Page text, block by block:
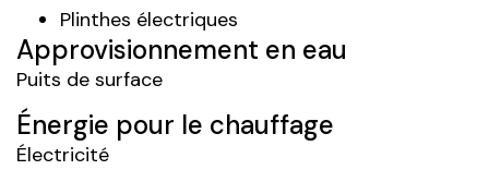
Plinthes électriques
Approvisionnement en eau
Puits de surface
Énergie pour le chauffage
Électricité